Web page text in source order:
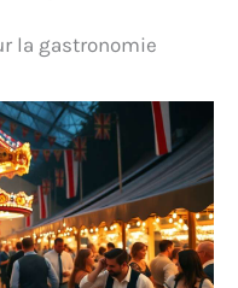
la gastronomie